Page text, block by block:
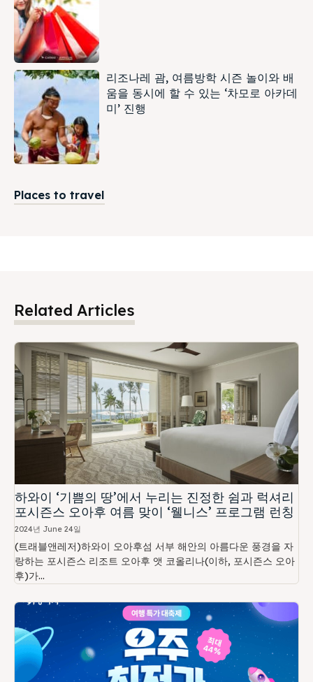
리조나레 괌, 여름방학 시즌 놀이와 배
움을 동시에 할 수 있는 ‘차모로 아카데
미’ 진행
Places to travel
Related Articles
하와이 ‘기쁨의 땅’에서 누리는 진정한 쉼과 럭셔리
포시즌스 오아후 여름 맞이 ‘웰니스’ 프로그램 런칭
2024년 June 24일
(트래블앤레저)하와이 오아후섬 서부 해안의 아름다운 풍경을 자
랑하는 포시즌스 리조트 오아후 앳 코올리나(이하, 포시즌스 오아
후)가...